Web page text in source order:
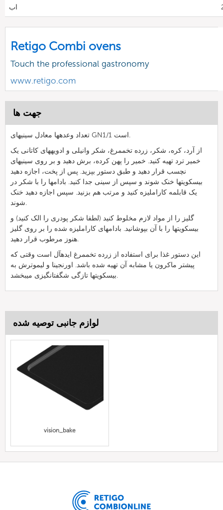
اب
Retigo Combi ovens
Touch the professional gastronomy
www.retigo.com
جهت ها
تعداد وعدهها معادل سینیهای GN1/1 است.
از آرد، کره، شکر، زرده تخممرغ، شکر وانیلی و ادویههای کاتانی یک
خمیر ترد تهیه کنید. خمیر را پهن کرده، برش دهید و بر روی سینیهای
نچسب قرار دهید و طبق دستور بپزید. پس از پخت، اجازه دهید
بیسکویتها خنک شوند و سپس از سینی جدا کنید. بادامها را با شکر در
یک قابلمه کاراملیزه کنید و مرتب هم بزنید. سپس اجازه دهید خنک
شوند.
گلیز را از مواد لازم مخلوط کنید (لطفا شکر پودری را الک کنید) و
بیسکویتها را با آن بپوشانید. بادامهای کاراملیزه شده را بر روی گلیز
هنوز مرطوب قرار دهید.
این دستور غذا برای استفاده از زرده تخممرغ ایدهآل است وقتی که
پیشتر ماکرون یا مشابه آن تهیه شده باشد. اورنجینا و لیموترش به
بیسکویتها تازگی شگفتانگیزی میبخشد.
لوازم جانبی توصیه شده
vision_bake